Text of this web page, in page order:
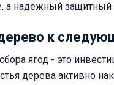
а надежный
к
ягод - это
дерева активно